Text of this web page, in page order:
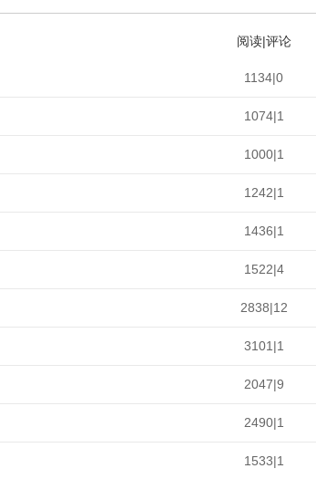
阅读|评论
1134|0
1074|1
1000|1
1242|1
1436|1
1522|4
2838|12
3101|1
2047|9
2490|1
1533|1